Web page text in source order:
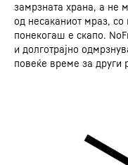
замрзната храна, а не
од несаканиот мраз, со
понекогаш е скапо.
и долготрајно
повеќе време за други